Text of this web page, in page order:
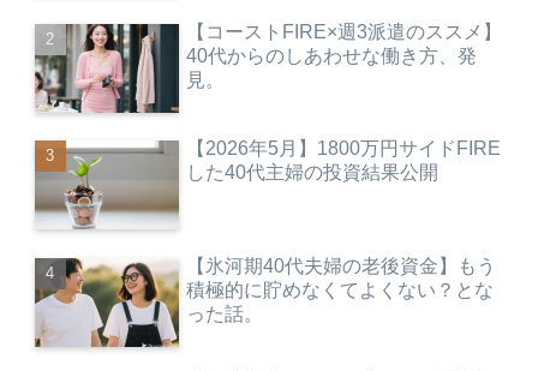
【コーストFIRE×週3派遣のススメ】
40代からのしあわせな働き方、発
見。
【2026年5月】1800万円サイドFIRE
した40代主婦の投資結果公開
【氷河期40代夫婦の老後資金】もう
積極的に貯めなくてよくない？とな
った話。